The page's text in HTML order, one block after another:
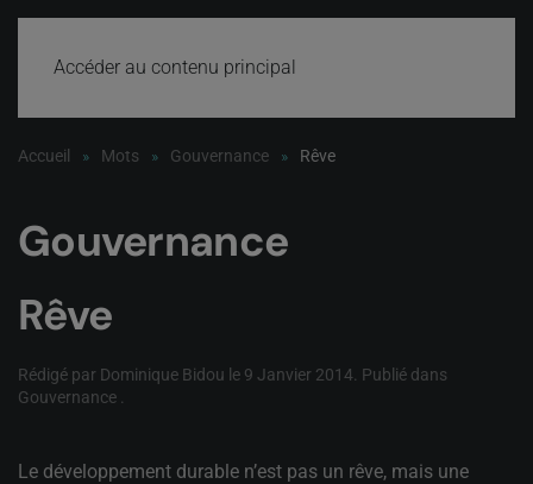
Accéder au contenu principal
Accueil Mots Gouvernance Rêve
Gouvernance
Rêve
Rédigé par Dominique Bidou le 9 Janvier 2014 . Publié dans
Gouvernance
Le développement durable n’est pas un rêve, mais une